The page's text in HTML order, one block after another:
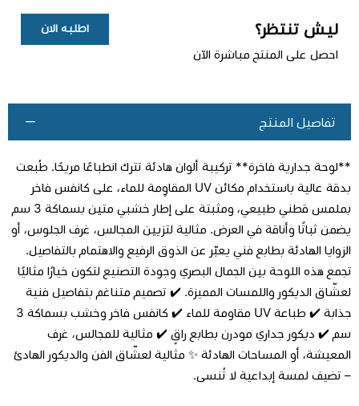
ليش تنتظر؟
احصل على المنتج مباشرة الآن
اطلبه الان
اطلب المنتج
تفاصيل المنتج
**لوحة جدارية فاخرة** تركيبة ألوان هادئة تترك انطباعًا مريحًا. طُبعت
بدقة عالية باستخدام مكائن UV المقاوِمة للماء، على كانفس فاخر
بملمس قطني طبيعي، ومثبتة على إطار خشبي متين بسماكة 3 سم
يضمن ثباتًا وأناقة في العرض. مثالية لتزيين المجالس، غرف الجلوس، أو
الزوايا الهادئة بطابع فني يعبّر عن الذوق الرفيع والاهتمام بالتفاصيل.
تجمع هذه اللوحة بين الجمال البصري وجودة التصنيع لتكون خيارًا مثاليًا
لعشّاق الديكور واللمسات المميزة. ✔️ تصميم متناغم بتفاصيل فنية
جذابة ✔️ طباعة UV مقاومة للماء ✔️ كانفس فاخر وخشب بسماكة 3
سم ✔️ ديكور جداري مودرن بطابع راقٍ ✔️ مثالية للمجالس، غرف
المعيشة، أو المساحات الهادئة ✨ مثالية لعشّاق الفن والديكور الهادئ
– تضيف لمسة إبداعية لا تُنسى.